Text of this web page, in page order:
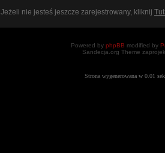
Jeżeli nie jesteś jeszcze zarejestrowany, kliknij
Powered by phpBB modified by
Sandecja.org Theme
Strona wygenerowana w 0.01